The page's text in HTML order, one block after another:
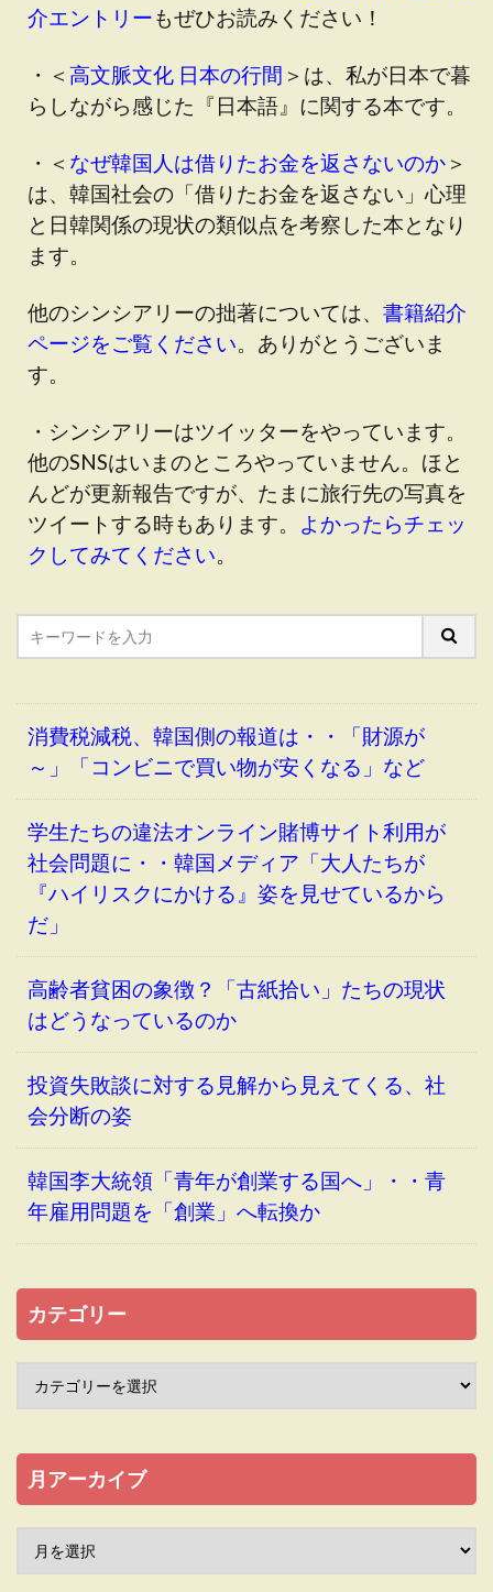
介エントリーもぜひお読みください！
・＜高文脈文化 日本の行間 ＞は、私が日本で暮
らしながら感じた『日本語』に関する本です。
・＜ なぜ韓国人は借りたお金を返さないのか＞
は、韓国社会の「借りたお金を返さない」心理
と日韓関係の現状の類似点を考察した本となり
ます。
他のシンシアリーの拙著については、 書籍紹介
ページをご覧ください。ありがとうございま
す。
・シンシアリーはツイッターをやっています。
他のSNSはいまのところやっていません。ほと
んどが更新報告ですが、たまに旅行先の写真を
ツイートする時もあります。 よかったらチェッ
クしてみてください。
消費税減税、韓国側の報道は・・「財源が
～」「コンビニで買い物が安くなる」など
学生たちの違法オンライン賭博サイト利用が
社会問題に・・韓国メディア「大人たちが
『ハイリスクにかける』姿を見せているから
だ」
高齢者貧困の象徴？「古紙拾い」たちの現状
はどうなっているのか
投資失敗談に対する見解から見えてくる、社
会分断の姿
韓国李大統領「青年が創業する国へ」・・青
年雇用問題を「創業」へ転換か
カテゴリー
月アーカイブ